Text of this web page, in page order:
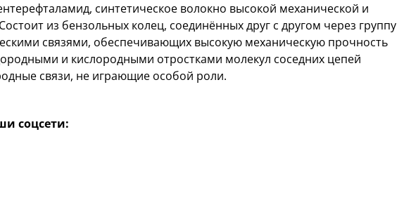
синтетическое волокно высокой механической и
из бензольных колец, соединённых друг с другом через группу
связями, обеспечивающих высокую механическую прочность
и кислородными отростками молекул соседних цепей
связи, не играющие особой роли.
соцсети: